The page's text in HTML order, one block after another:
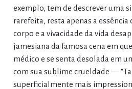
exemplo, tem de descrever uma
rarefeita, resta apenas a essência
corpo e a vivacidade da vida
jamesiana da famosa cena em
médico e se senta desolada em
com sua sublime crueldade —
superficialmente mais